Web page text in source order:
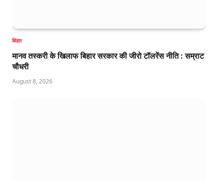
बिहार
मानव तस्करी के खिलाफ बिहार सरकार की जीरो टॉलरेंस नीति : सम्राट
चौधरी
August 8, 2026